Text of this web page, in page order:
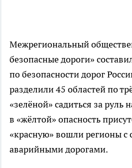
Межрегиональный
безопасные дороги»
по безопасности дорог
разделили 45 областей по
«зелёной» садиться за руль
в «жёлтой» опасность
«красную» вошли регионы
аварийными дорогами.